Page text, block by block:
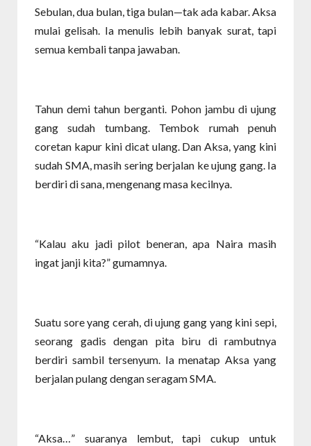
Sebulan, dua bulan, tiga bulan—tak ada kabar. Aksa
mulai gelisah. Ia menulis lebih banyak surat, tapi
semua kembali tanpa jawaban.
Tahun demi tahun berganti. Pohon jambu di ujung
gang sudah tumbang. Tembok rumah penuh
coretan kapur kini dicat ulang. Dan Aksa, yang kini
sudah SMA, masih sering berjalan ke ujung gang. Ia
berdiri di sana, mengenang masa kecilnya.
“Kalau aku jadi pilot beneran, apa Naira masih
ingat janji kita?” gumamnya.
Suatu sore yang cerah, di ujung gang yang kini sepi,
seorang gadis dengan pita biru di rambutnya
berdiri sambil tersenyum. Ia menatap Aksa yang
berjalan pulang dengan seragam SMA.
“Aksa…” suaranya lembut, tapi cukup untuk